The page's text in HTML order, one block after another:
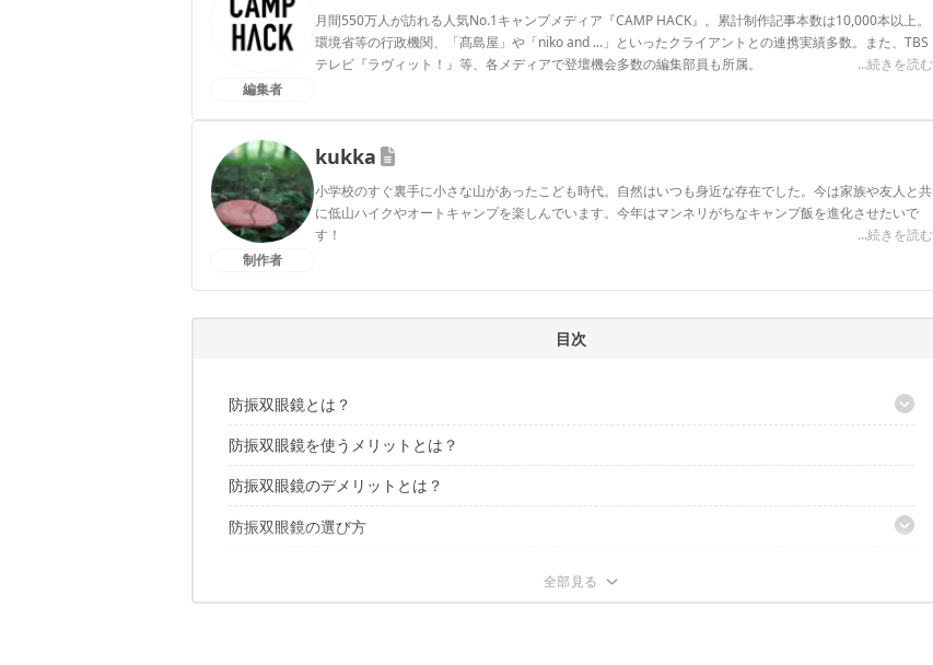
編集者
月間550万人が訪れる人気No.1キャンプメディア『CAMP HACK』。累計制作記事本数は10,000本以上。
環境省等の行政機関、「髙島屋」や「niko and ...」といったクライアントとの連携実績多数。また、TBS
テレビ『ラヴィット！』等、各メディアで登壇機会多数の編集部員も所属。
...続きを読む
制作者
kukka
小学校のすぐ裏手に小さな山があったこども時代。自然はいつも身近な存在でした。今は家族や友人と共
に低山ハイクやオートキャンプを楽しんでいます。今年はマンネリがちなキャンプ飯を進化させたいで
す！
...続きを読む
目次
防振双眼鏡とは？
実際に使ってみてどうだった？防振双眼鏡のレビュー
防振双眼鏡を使うメリットとは？
防振双眼鏡のデメリットとは？
防振双眼鏡の選び方
対物レンズの有効径が大きいほど明るく見える
快適な視野を確保できる！